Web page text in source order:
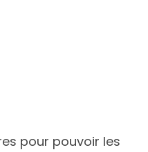
pour pouvoir les